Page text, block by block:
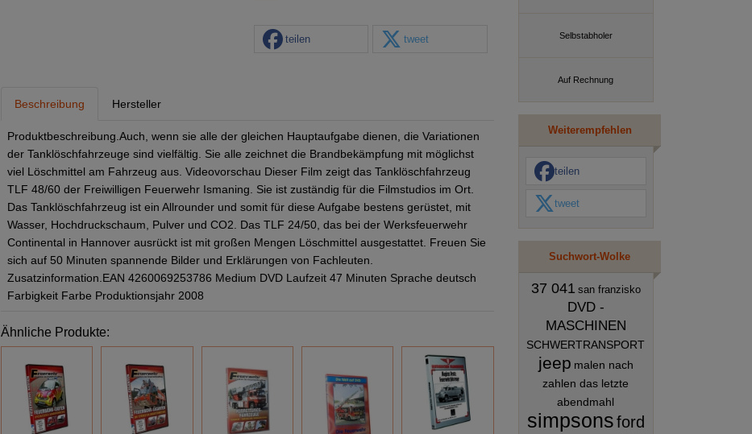
teilen tweet
Beschreibung Hersteller
Produktbeschreibung.Auch, wenn sie alle der gleichen Hauptaufgabe dienen, die Variationen
der Tanklöschfahrzeuge sind vielfältig. Sie alle zeichnet die Brandbekämpfung mit möglichst
viel Löschmittel am Fahrzeug aus. Videovorschau Dieser Film zeigt das Tanklöschfahrzeug
TLF 48/60 der Freiwilligen Feuerwehr Ismaning. Sie ist zuständig für die Filmstudios im Ort.
Das Tanklöschfahrzeug ist ein Allrounder und somit für diese Aufgabe bestens gerüstet, mit
Wasser, Hochdruckschaum, Pulver und CO2. Das TLF 24/50, das bei der Werksfeuerwehr
Continental in Hannover ausrückt ist mit großen Mengen Löschmittel ausgestattet. Freuen Sie
sich auf 50 Minuten spannende Bilder und Erklärungen von Fachleuten.
Zusatzinformation.EAN 4260069253786 Medium DVD Laufzeit 47 Minuten Sprache deutsch
Farbigkeit Farbe Produktionsjahr 2008
Ähnliche Produkte:
Selbstabholer
Auf Rechnung
Weiterempfehlen
teilen
tweet
Suchwort-Wolke
37 041 san franzisko
DVD -
MASCHINEN
SCHWERTRANSPORT
jeep malen nach
zahlen das letzte
abendmahl
simpsonsford